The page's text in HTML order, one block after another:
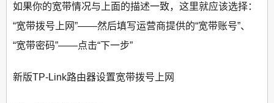
如果你的宽带情况与上面的描述一致，这里就应该选择：
“宽带拨号上网”——然后填写运营商提供的“宽带账号”、
“宽带密码”——点击“下一步”
新版TP-Link路由器设置宽带拨号上网